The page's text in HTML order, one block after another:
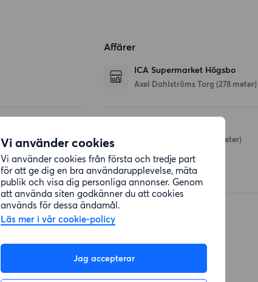
Vi använder cookies
Vi använder cookies från första och tredje part
för att ge dig en bra användarupplevelse, mäta
publik och visa dig personliga annonser. Genom
att använda siten godkänner du att cookies
används för dessa ändamål.
Läs mer i vår cookie-policy
Jag accepterar
Affärer
ICA Supermarket Högsbo
Axel Dahlströms Torg (278 meter)
(504 meter)